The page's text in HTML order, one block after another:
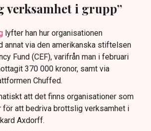
verksamhet i grupp”
lyfter han hur organisationen
annat via den amerikanska stiftelsen
Fund (CEF), varifrån man i februari
370 000 kronor, samt via
Chuffed.
att det finns organisationer som
för att bedriva brottslig verksamhet i
Axdorff.